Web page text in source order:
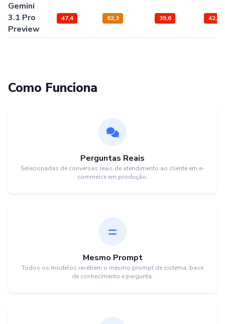
Gemini
3.1 Pro
Preview
47,4 62,3 39,6 42,3
Como Funciona
Perguntas Reais
Selecionadas de conversas reais de atendimento ao cliente em e-
commerce em produção.
Mesmo Prompt
Todos os modelos recebem o mesmo prompt de sistema, base
de conhecimento e pergunta.